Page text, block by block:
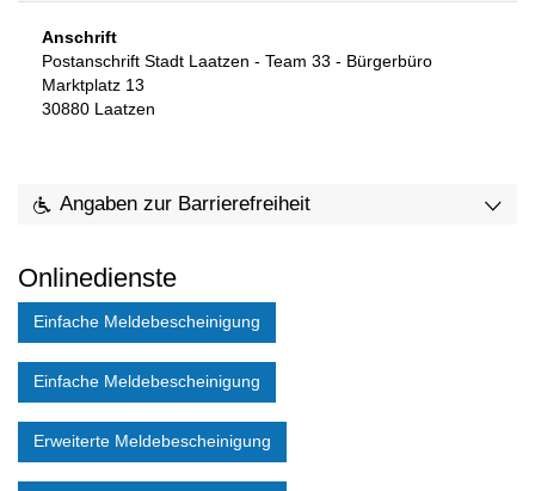
Anschrift
Postanschrift Stadt Laatzen - Team 33 - Bürgerbüro
Marktplatz 13
30880 Laatzen
Angaben zur Barrierefreiheit
Onlinedienste
Einfache Meldebescheinigung
Einfache Meldebescheinigung
Erweiterte Meldebescheinigung